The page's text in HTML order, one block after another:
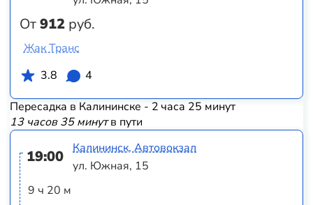
От912 руб.
Жак Транс
3.8
4
Пересадка в Калининске - 2 часа 25 минут
13 часов 35 минутв пути
19:00
9 ч 20 м
Калининск, Автовокзал
ул. Южная, 15